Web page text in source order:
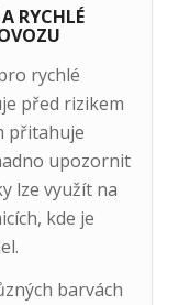
RYCHLÉ
rychlé
před rizikem
přitahuje
upozornit
lze využít na
kde je
barvách